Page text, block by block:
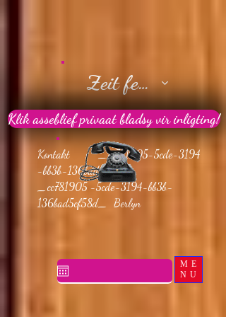
Zeit festlegen
Klik asseblief privaat bladsy vir inligting!
ME
NU
Kontakt _cc781905-5cde-3194
-bb3b-136bad5cf58d_
_cc781905 -5cde-3194-bb3b-
136bad5cf58d_ Berlyn